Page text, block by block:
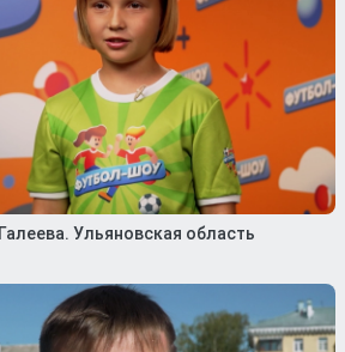
Ульяновская область